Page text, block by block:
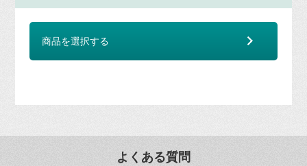
商品を選択する
よくある質問